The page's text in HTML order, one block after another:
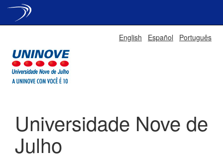
English Español Português
Universidade Nove de
Julho